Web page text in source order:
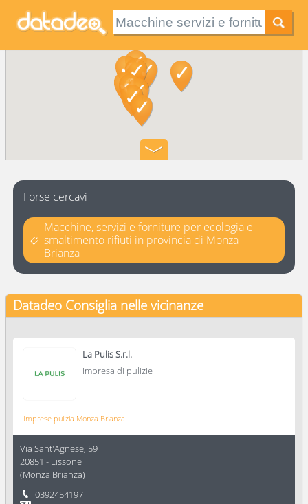
Forse cercavi
Macchine, servizi e forniture per ecologia e
smaltimento rifiuti in provincia di Monza
Brianza
Datadeo Consiglia nelle vicinanze
La Pulis S.r.l.
Impresa di pulizie
Imprese pulizia Monza Brianza
Via Sant'Agnese, 59
20851 - Lissone
(Monza Brianza)
0392454197